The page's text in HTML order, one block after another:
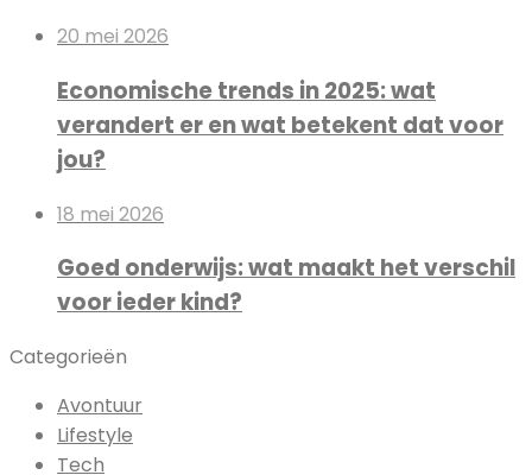
20 mei 2026
Economische trends in 2025: wat
verandert er en wat betekent dat voor
jou?
18 mei 2026
Goed onderwijs: wat maakt het verschil
voor ieder kind?
Categorieën
Avontuur
Lifestyle
Tech